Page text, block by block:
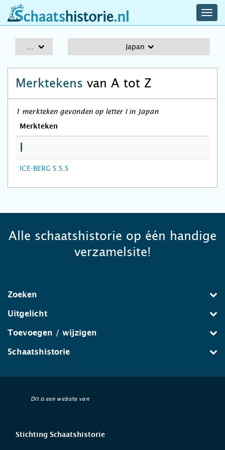
schaatshistorie.nl
Japan
Merktekens van A tot Z
1 merkteken gevonden op letter I in Japan
Merkteken
I
ICE-BERG S.S.S
Alle schaatshistorie op één handige
verzamelsite!
Zoeken
Uitgelicht
Toevoegen / wijzigen
Schaatshistorie
Dit is een website van
Stichting Schaatshistorie